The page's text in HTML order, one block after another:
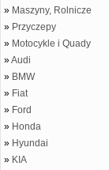
» Maszyny, Rolnicze
» Przyczepy
» Motocykle i Quady
»Audi
» BMW
» Fiat
» Ford
» Honda
» Hyundai
» KIA